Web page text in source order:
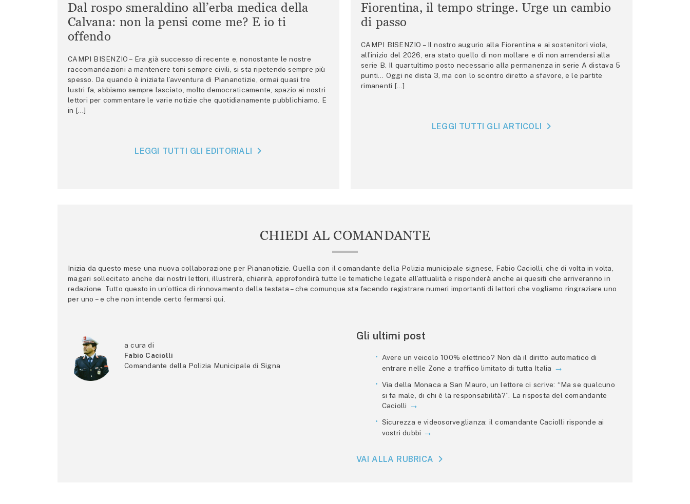
Dal rospo smeraldino all’erba medica della
Calvana: non la pensi come me? E io ti
offendo
CAMPI BISENZIO – Era già successo di recente e, nonostante le nostre
raccomandazioni a mantenere toni sempre civili, si sta ripetendo sempre più
spesso. Da quando è iniziata l’avventura di Piananotizie, ormai quasi tre
lustri fa, abbiamo sempre lasciato, molto democraticamente, spazio ai nostri
lettori per commentare le varie notizie che quotidianamente pubblichiamo. E
in […]
LEGGI TUTTI GLI EDITORIALI
Fiorentina, il tempo stringe. Urge un cambio
di passo
CAMPI BISENZIO – Il nostro augurio alla Fiorentina e ai sostenitori viola,
all’inizio del 2026, era stato quello di non mollare e di non arrendersi alla
serie B. Il quartultimo posto necessario alla permanenza in serie A distava 5
punti… Oggi ne dista 3, ma con lo scontro diretto a sfavore, e le partite
rimanenti […]
LEGGI TUTTI GLI ARTICOLI
CHIEDI AL COMANDANTE
Inizia da questo mese una nuova collaborazione per Piananotizie. Quella con il comandante della Polizia municipale signese, Fabio Caciolli, che di volta in volta,
magari sollecitato anche dai nostri lettori, illustrerà, chiarirà, approfondirà tutte le tematiche legate all’attualità e risponderà anche ai quesiti che arriveranno in
redazione. Tutto questo in un’ottica di rinnovamento della testata – che comunque sta facendo registrare numeri importanti di lettori che vogliamo ringraziare uno
per uno – e che non intende certo fermarsi qui.
a cura di
Fabio Caciolli
Comandante della Polizia Municipale di Signa
Gli ultimi post
Avere un veicolo 100% elettrico? Non dà il diritto automatico di
entrare nelle Zone a traffico limitato di tutta Italia
Via della Monaca a San Mauro, un lettore ci scrive: “Ma se qualcuno
si fa male, di chi è la responsabilità?”. La risposta del comandante
Caciolli
Sicurezza e videosorveglianza: il comandante Caciolli risponde ai
vostri dubbi
VAI ALLA RUBRICA